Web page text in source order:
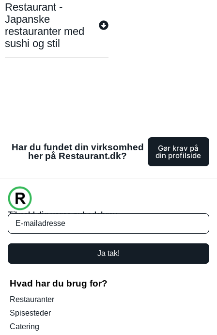
Restaurant -
Japanske
restauranter med
sushi og stil
Har du fundet din virksomhed
her på Restaurant.dk?
Gør krav på
din profilside
Tilmeld dig vores nyhedsbrev
Ja tak!
Hvad har du brug for?
Restauranter
Spisesteder
Catering